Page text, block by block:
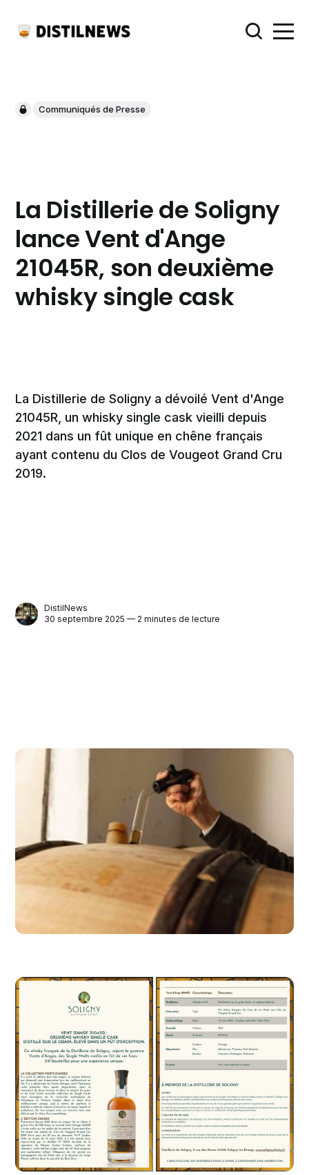
Communiqués de Presse
La Distillerie de Soligny
lance Vent d'Ange
21045R, son deuxième
whisky single cask
La Distillerie de Soligny a dévoilé Vent d'Ange
21045R, un whisky single cask vieilli depuis
2021 dans un fût unique en chêne français
ayant contenu du Clos de Vougeot Grand Cru
2019.
DistilNews
30 septembre 2025 — 2 minutes de lecture